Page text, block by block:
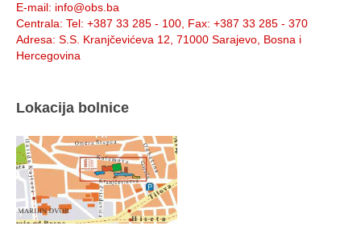
E-mail: info@obs.ba
Centrala: Tel: +387 33 285 - 100, Fax: +387 33 285 - 370
Adresa: S.S. Kranjčevićeva 12, 71000 Sarajevo, Bosna i
Hercegovina
Lokacija bolnice